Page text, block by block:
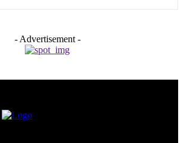
- Advertisement -